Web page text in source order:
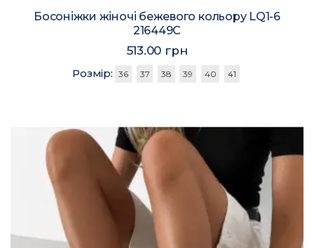
Босоніжки жіночі бежевого кольору LQ1-6
216449C
513.00 грн
Розмір: 36 37 38 39 40 41